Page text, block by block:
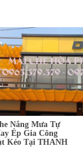
Nắng Mưa Tự
Ép Gia Công
Kéo Tại THANH